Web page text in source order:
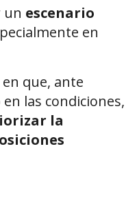
un escenario
en
que, ante
las condiciones,
la